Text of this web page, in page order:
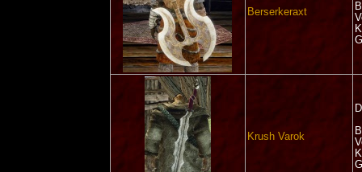
Berserkeraxt
Krush Varok